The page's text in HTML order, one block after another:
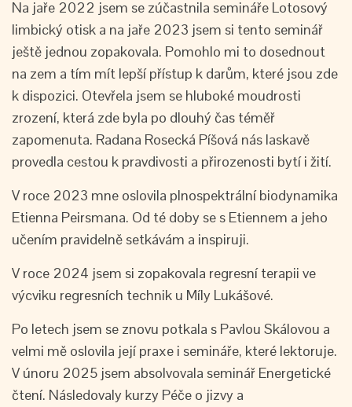
Na jaře 2022 jsem se zúčastnila semináře Lotosový
limbický otisk a na jaře 2023 jsem si tento seminář
ještě jednou zopakovala. Pomohlo mi to dosednout
na zem a tím mít lepší přístup k darům, které jsou zde
k dispozici. Otevřela jsem se hluboké moudrosti
zrození, která zde byla po dlouhý čas téměř
zapomenuta. Radana Rosecká Píšová nás laskavě
provedla cestou k pravdivosti a přirozenosti bytí i žití.
V roce 2023 mne oslovila plnospektrální biodynamika
Etienna Peirsmana. Od té doby se s Etiennem a jeho
učením pravidelně setkávám a inspiruji.
V roce 2024 jsem si zopakovala regresní terapii ve
výcviku regresních technik u Míly Lukášové.
Po letech jsem se znovu potkala s Pavlou Skálovou a
velmi mě oslovila její praxe i semináře, které lektoruje.
V únoru 2025 jsem absolvovala seminář Energetické
čtení. Následovaly kurzy Péče o jizvy a